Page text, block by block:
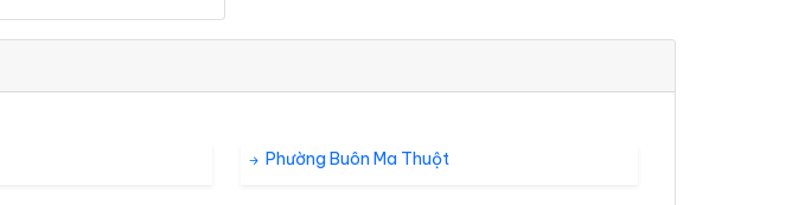
Phường Buôn Ma Thuột